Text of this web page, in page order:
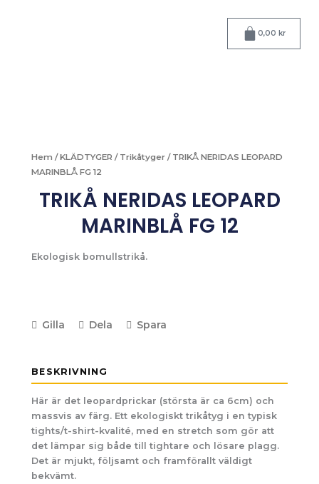
0,00 kr
Varukorg
Hem /KLÄDTYGER / Trikåtyger / TRIKÅ NERIDAS LEOPARD
MARINBLÅ FG 12
TRIKÅ NERIDAS LEOPARD
MARINBLÅ FG 12
Ekologisk bomullstrikå.
Gilla Dela Spara
BESKRIVNING
Här är det leopardprickar (största är ca 6cm) och
massvis av färg. Ett ekologiskt trikåtyg i en typisk
tights/t-shirt-kvalité, med en stretch som gör att
det lämpar sig både till tightare och lösare plagg.
Det är mjukt, följsamt och framförallt väldigt
bekvämt.